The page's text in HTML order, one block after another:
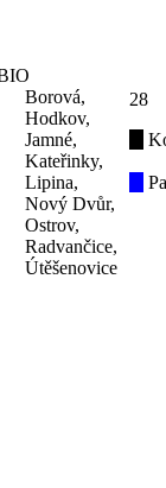
Borová,
Hodkov,
Jamné,
Kateřinky,
Lipina,
Nový Dvůr,
Ostrov,
Radvančice,
Útěšenovice
28